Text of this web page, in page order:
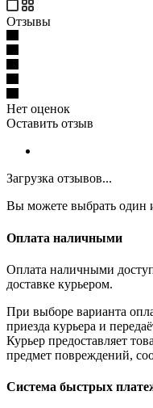
Отзывы
Нет оценок
Оставить отзыв
Загрузка отзывов...
Вы можете выбрать один
Оплата наличными
Оплата наличными
доставке курьером.
При выборе варианта
приезда курьера и
Курьер предоставляет
предмет повреждений,
Система быстрых